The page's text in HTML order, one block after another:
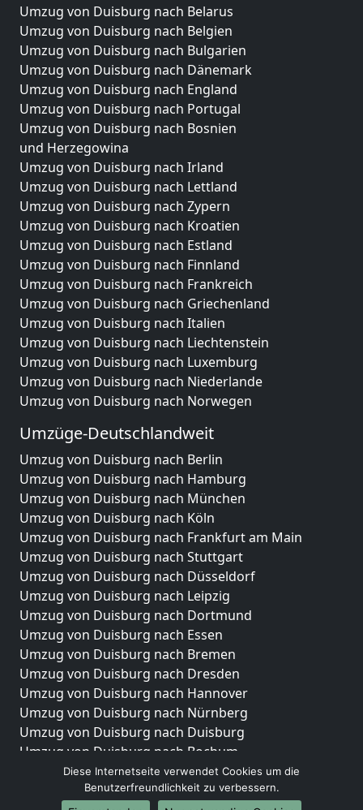
Umzug von Duisburg nach Belarus
Umzug von Duisburg nach Belgien
Umzug von Duisburg nach Bulgarien
Umzug von Duisburg nach Dänemark
Umzug von Duisburg nach England
Umzug von Duisburg nach Portugal
Umzug von Duisburg nach Bosnien
und Herzegowina
Umzug von Duisburg nach Irland
Umzug von Duisburg nach Lettland
Umzug von Duisburg nach Zypern
Umzug von Duisburg nach Kroatien
Umzug von Duisburg nach Estland
Umzug von Duisburg nach Finnland
Umzug von Duisburg nach Frankreich
Umzug von Duisburg nach Griechenland
Umzug von Duisburg nach Italien
Umzug von Duisburg nach Liechtenstein
Umzug von Duisburg nach Luxemburg
Umzug von Duisburg nach Niederlande
Umzug von Duisburg nach Norwegen
Umzüge-Deutschlandweit
Umzug von Duisburg nach Berlin
Umzug von Duisburg nach Hamburg
Umzug von Duisburg nach München
Umzug von Duisburg nach Köln
Umzug von Duisburg nach Frankfurt am Main
Umzug von Duisburg nach Stuttgart
Umzug von Duisburg nach Düsseldorf
Umzug von Duisburg nach Leipzig
Umzug von Duisburg nach Dortmund
Umzug von Duisburg nach Essen
Umzug von Duisburg nach Bremen
Umzug von Duisburg nach Dresden
Umzug von Duisburg nach Hannover
Umzug von Duisburg nach Nürnberg
Umzug von Duisburg nach Duisburg
Umzug von Duisburg nach Bochum
Umzug von Duisburg nach Wuppertal
Umzug von Duisburg nach Bielefeld
Diese Internetseite verwendet Cookies um die
Benutzerfreundlichkeit zu verbessern.